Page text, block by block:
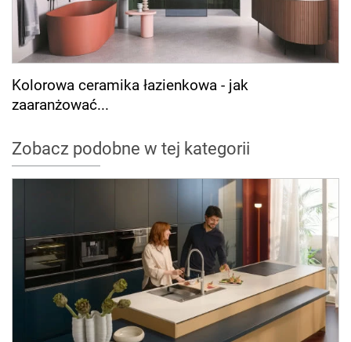
Kolorowa ceramika łazienkowa - jak
zaaranżować...
Zobacz podobne w tej kategorii